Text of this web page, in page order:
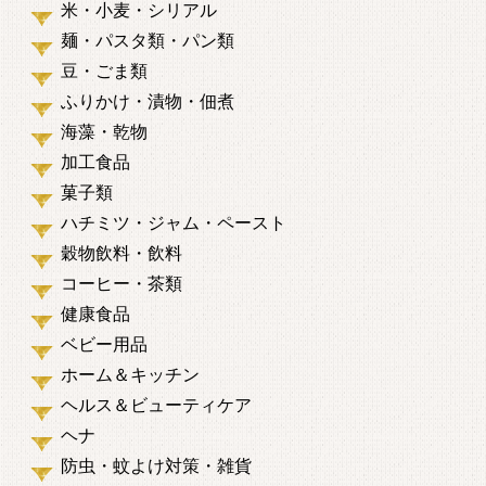
米・小麦・シリアル
麺・パスタ類・パン類
豆・ごま類
ふりかけ・漬物・佃煮
海藻・乾物
加工食品
菓子類
ハチミツ・ジャム・ペースト
穀物飲料・飲料
コーヒー・茶類
健康食品
ベビー用品
ホーム＆キッチン
ヘルス＆ビューティケア
ヘナ
防虫・蚊よけ対策・雑貨